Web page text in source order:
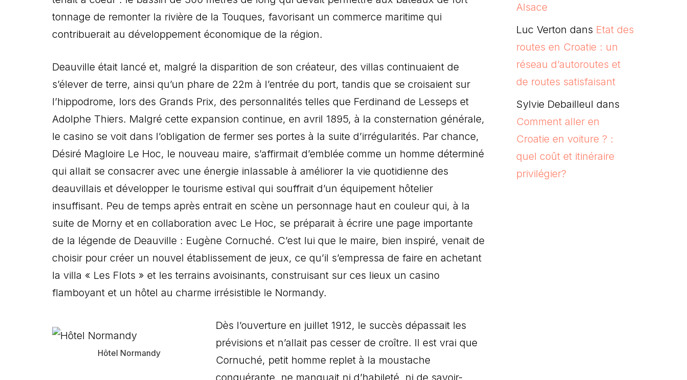
tonnage de remonter la rivière de la Touques, favorisant un commerce maritime qui
contribuerait au développement économique de la région.
Deauville était lancé et, malgré la disparition de son créateur, des villas continuaient de
s’élever de terre, ainsi qu’un phare de 22m à l’entrée du port, tandis que se croisaient sur
l’hippodrome, lors des Grands Prix, des personnalités telles que Ferdinand de Lesseps et
Adolphe Thiers. Malgré cette expansion continue, en avril 1895, à la consternation générale,
le casino se voit dans l’obligation de fermer ses portes à la suite d’irrégularités. Par chance,
Désiré Magloire Le Hoc, le nouveau maire, s’affirmait d’emblée comme un homme déterminé
qui allait se consacrer avec une énergie inlassable à améliorer la vie quotidienne des
deauvillais et développer le tourisme estival qui souffrait d’un équipement hôtelier
insuffisant. Peu de temps après entrait en scène un personnage haut en couleur qui, à la
suite de Morny et en collaboration avec Le Hoc, se préparait à écrire une page importante
de la légende de Deauville : Eugène Cornuché. C’est lui que le maire, bien inspiré, venait de
choisir pour créer un nouvel établissement de jeux, ce qu’il s’empressa de faire en achetant
la villa « Les Flots » et les terrains avoisinants, construisant sur ces lieux un casino
flamboyant et un hôtel au charme irrésistible le Normandy.
Hôtel Normandy
Dès l’ouverture en juillet 1912, le succès dépassait les
prévisions et n’allait pas cesser de croître. Il est vrai que
Cornuché, petit homme replet à la moustache
conquérante, ne manquait ni d’habileté, ni de savoir-
Alsace
Luc Verton dans Etat des
routes en Croatie : un
réseau d’autoroutes et
de routes satisfaisant
Sylvie Debailleul dans
Comment aller en
Croatie en voiture ? :
quel coût et itinéraire
privilégier?